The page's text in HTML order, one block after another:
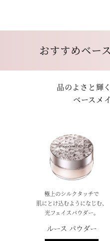
おすすめベー
品のよさと輝
ベースメ
極上のシルクタッチで
肌にとけ込むようになじむ、
光フェイスパウダー。
ルース パウダー